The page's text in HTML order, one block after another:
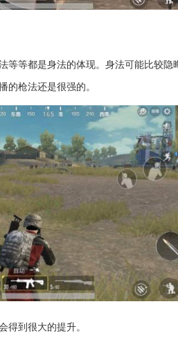
等等都是身法的体现。身法可能比较
的枪法还是很强的。
得到很大的提升。